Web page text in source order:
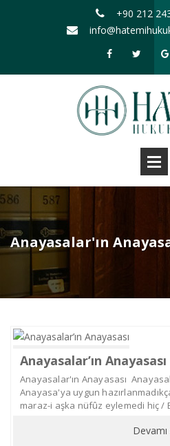
+90 212
Aile Ve
Ticaret
Fikri,
Borçlar
Tüzel
Eşya
Anayasalar'ın
Anayasalar’ın Anayasası
Anayasalar'ın Anayasası
Anayasa'ya uygun
maraz-i aşka nüfûz eylemedi hiç
Devamı